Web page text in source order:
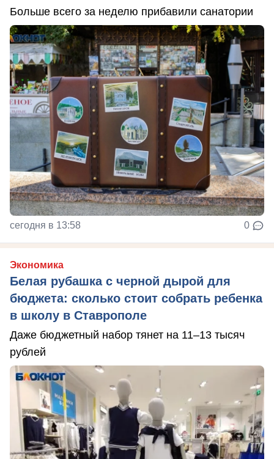
Больше всего за неделю прибавили санатории
сегодня в 13:58 0
Экономика
Белая рубашка с черной дырой для
бюджета: сколько стоит собрать ребенка
в школу в Ставрополе
Даже бюджетный набор тянет на 11–13 тысяч
рублей